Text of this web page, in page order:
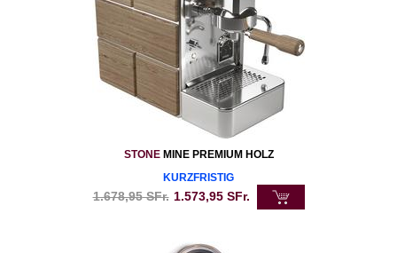
STONEMINE PREMIUM HOLZ
KURZFRISTIG
1.678,95SFr. 1.573,95SFr.